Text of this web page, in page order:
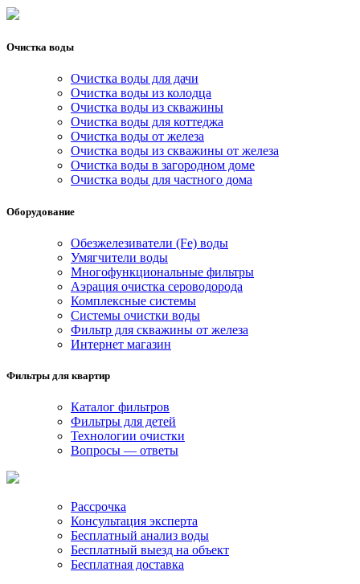
Очистка воды
Очистка воды для дачи
Очистка воды из колодца
Очистка воды из скважины
Очистка воды для коттеджа
Очистка воды от железа
Очистка воды из скважины от железа
Очистка воды в загородном доме
Очистка воды для частного дома
Оборудование
Обезжелезиватели (Fe) воды
Умягчители воды
Многофункциональные фильтры
Аэрация очистка сероводорода
Комплексные системы
Системы очистки воды
Фильтр для скважины от железа
Интернет магазин
Фильтры для квартир
Каталог фильтров
Фильтры для детей
Технологии очистки
Вопросы — ответы
Рассрочка
Консультация эксперта
Бесплатный анализ воды
Бесплатный выезд на объект
Бесплатная доставка